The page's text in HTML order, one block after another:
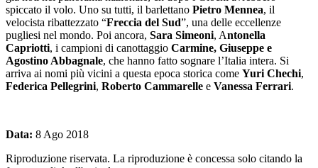
spiccato il volo. Uno su tutti, il barlettano Pietro Mennea, il
velocista ribattezzato “Freccia del Sud”, una delle eccellenze
pugliesi nel mondo. Poi ancora, Sara Simeoni, Antonella
Capriotti, i campioni di canottaggio Carmine, Giuseppe e
Agostino Abbagnale, che hanno fatto sognare l’Italia intera. Si
arriva ai nomi più vicini a questa epoca storica come Yuri Chechi,
Federica Pellegrini, Roberto Cammarelle e Vanessa Ferrari.
Data: 8 Ago 2018
Riproduzione riservata. La riproduzione è concessa solo citando la